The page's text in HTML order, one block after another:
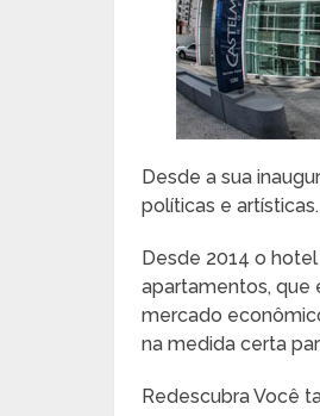
Desde a sua
políticas e artísticas.
Desde 2014 o
apartamentos, que
mercado
na medida certa
Redescubra Você